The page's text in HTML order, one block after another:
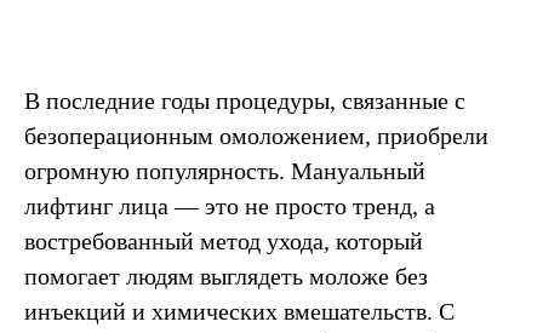
В последние годы процедуры, связанные с
безоперационным омоложением, приобрели
огромную популярность. Мануальный
лифтинг лица — это не просто тренд, а
востребованный метод ухода, который
помогает людям выглядеть моложе без
инъекций и химических вмешательств. С